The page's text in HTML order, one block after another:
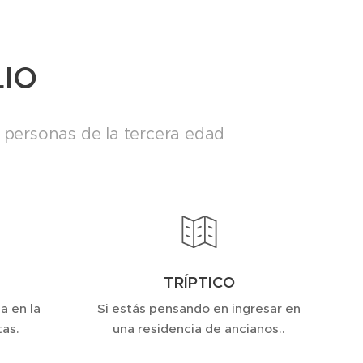
de la tercera edad
en la
TRÍPTICO
Si estás pensando en ingresar en
una residencia de ancianos..